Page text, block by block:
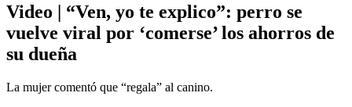
Video | “Ven, yo te explico”: perro se
vuelve viral por ‘comerse’ los ahorros de
su dueña
La mujer comentó que “regala” al canino.